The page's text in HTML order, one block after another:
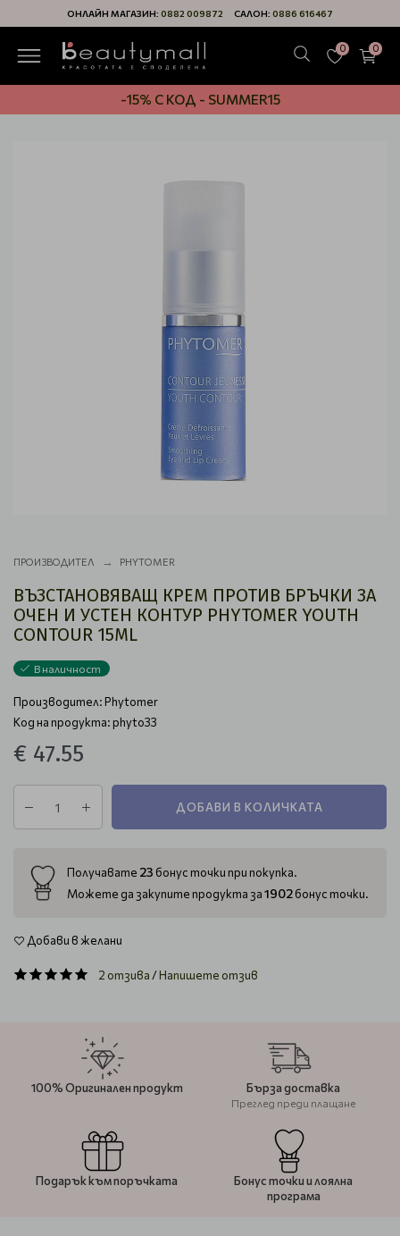
ОНЛАЙН МАГАЗИН: 0882 009872 САЛОН: 0886 616467
0 0
-15% С КОД - SUMMER15
ПРОИЗВОДИТЕЛ PHYTOMER
ВЪЗСТАНОВЯВАЩ КРЕМ ПРОТИВ БРЪЧКИ ЗА
ОЧЕН И УСТЕН КОНТУР PHYTOMER YOUTH
CONTOUR 15ML
В наличност
Производител:Phytomer
Код на продукта: phyto33
€ 47.55
ДОБАВИ В КОЛИЧКАТА
Получавате 23 бонус точки при покупка.
Можете да закупите продукта за1902бонус точки.
Добави в желани
2 отзива/Напишете отзив
100% Оригинален продукт Бърза доставка
Преглед преди плащане
Подарък към поръчката
Бонус точки и лоялна
програма